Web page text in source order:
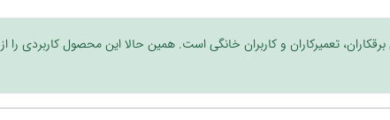
تعمیرکاران و کاربران خانگی است. همین حالا این محصول کاربردی را از